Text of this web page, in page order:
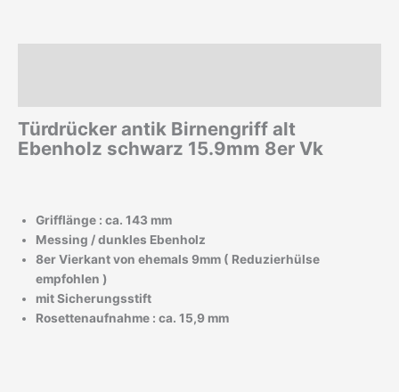
Türdrücker antik Birnengriff alt
Ebenholz schwarz 15.9mm 8er Vk
Grifflänge : ca. 143 mm
Messing / dunkles Ebenholz
8er Vierkant von ehemals 9mm ( Reduzierhülse
empfohlen )
mit Sicherungsstift
Rosettenaufnahme : ca. 15,9 mm